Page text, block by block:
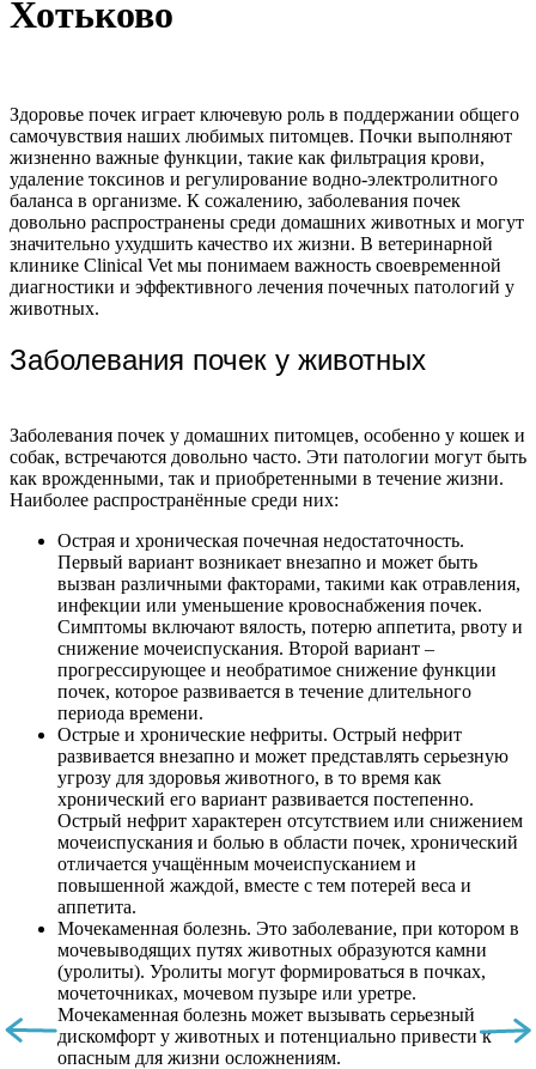
Хотьково
Здоровье почек играет ключевую роль в поддержании общего
самочувствия наших любимых питомцев. Почки выполняют
жизненно важные функции, такие как фильтрация крови,
удаление токсинов и регулирование водно-электролитного
баланса в организме. К сожалению, заболевания почек
довольно распространены среди домашних животных и могут
значительно ухудшить качество их жизни. В ветеринарной
клинике Clinical Vet мы понимаем важность своевременной
диагностики и эффективного лечения почечных патологий у
животных.
Заболевания почек у животных
Заболевания почек у домашних питомцев, особенно у кошек и
собак, встречаются довольно часто. Эти патологии могут быть
как врожденными, так и приобретенными в течение жизни.
Наиболее распространённые среди них:
Острая и хроническая почечная недостаточность.
Первый вариант возникает внезапно и может быть
вызван различными факторами, такими как отравления,
инфекции или уменьшение кровоснабжения почек.
Симптомы включают вялость, потерю аппетита, рвоту и
снижение мочеиспускания. Второй вариант –
прогрессирующее и необратимое снижение функции
почек, которое развивается в течение длительного
периода времени.
Острые и хронические нефриты. Острый нефрит
развивается внезапно и может представлять серьезную
угрозу для здоровья животного, в то время как
хронический его вариант развивается постепенно.
Острый нефрит характерен отсутствием или снижением
мочеиспускания и болью в области почек, хронический
отличается учащённым мочеиспусканием и
повышенной жаждой, вместе с тем потерей веса и
аппетита.
Мочекаменная болезнь. Это заболевание, при котором в
мочевыводящих путях животных образуются камни
(уролиты). Уролиты могут формироваться в почках,
мочеточниках, мочевом пузыре или уретре.
Мочекаменная болезнь может вызывать серьезный
дискомфорт у животных и потенциально привести к
опасным для жизни осложнениям.